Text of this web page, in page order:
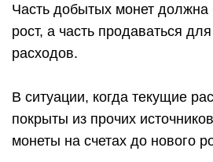
Часть добытых монет должна
рост, а часть продаваться
расходов.
В ситуации, когда текущие
покрыты из прочих
монеты на счетах до нового